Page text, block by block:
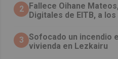
2 Fallece Oihane
Digitales de EITB, a los
3 Sofocado un incendio
vivienda en Lezkairu